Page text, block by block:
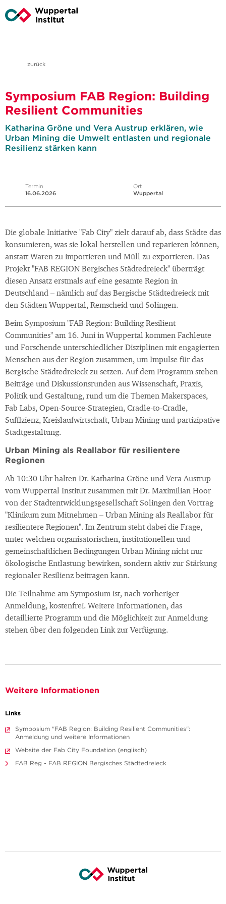
zurück
Symposium FAB Region: Building
Resilient Communities
Katharina Gröne und Vera Austrup erklären, wie
Urban Mining die Umwelt entlasten und regionale
Resilienz stärken kann
Termin
16.06.2026
Ort
Wuppertal
Die globale Initiative "Fab City" zielt darauf ab, dass Städte das
konsumieren, was sie lokal herstellen und reparieren können,
anstatt Waren zu importieren und Müll zu exportieren. Das
Projekt "FAB REGION Bergisches Städtedreieck" überträgt
diesen Ansatz erstmals auf eine gesamte Region in
Deutschland – nämlich auf das Bergische Städtedreieck mit
den Städten Wuppertal, Remscheid und Solingen.
Beim Symposium "FAB Region: Building Resilient
Communities" am 16. Juni in Wuppertal kommen Fachleute
und Forschende unterschiedlicher Disziplinen mit engagierten
Menschen aus der Region zusammen, um Impulse für das
Bergische Städtedreieck zu setzen. Auf dem Programm stehen
Beiträge und Diskussionsrunden aus Wissenschaft, Praxis,
Politik und Gestaltung, rund um die Themen Makerspaces,
Fab Labs, Open-Source-Strategien, Cradle-to-Cradle,
Suffizienz, Kreislaufwirtschaft, Urban Mining und partizipative
Stadtgestaltung.
Urban Mining als Reallabor für resilientere
Regionen
Ab 10:30 Uhr halten Dr. Katharina Gröne und Vera Austrup
vom Wuppertal Institut zusammen mit Dr. Maximilian Hoor
von der Stadtentwicklungsgesellschaft Solingen den Vortrag
"Klinikum zum Mitnehmen – Urban Mining als Reallabor für
resilientere Regionen". Im Zentrum steht dabei die Frage,
unter welchen organisatorischen, institutionellen und
gemeinschaftlichen Bedingungen Urban Mining nicht nur
ökologische Entlastung bewirken, sondern aktiv zur Stärkung
regionaler Resilienz beitragen kann.
Die Teilnahme am Symposium ist, nach vorheriger
Anmeldung, kostenfrei. Weitere Informationen, das
detaillierte Programm und die Möglichkeit zur Anmeldung
stehen über den folgenden Link zur Verfügung.
Weitere Informationen
Links
Symposium "FAB Region: Building Resilient Communities":
Anmeldung und weitere Informationen
Website der Fab City Foundation (englisch)
FAB Reg - FAB REGION Bergisches Städtedreieck